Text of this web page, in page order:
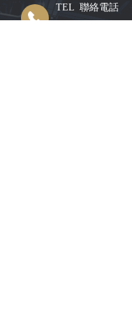
TEL 聯絡電話
+886-2-2240-0607